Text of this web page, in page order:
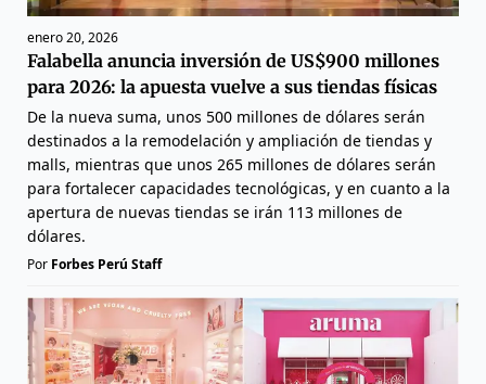
enero 20, 2026
Falabella anuncia inversión de US$900 millones
para 2026: la apuesta vuelve a sus tiendas físicas
De la nueva suma, unos 500 millones de dólares serán
destinados a la remodelación y ampliación de tiendas y
malls, mientras que unos 265 millones de dólares serán
para fortalecer capacidades tecnológicas, y en cuanto a la
apertura de nuevas tiendas se irán 113 millones de
dólares.
Por Forbes Perú Staff